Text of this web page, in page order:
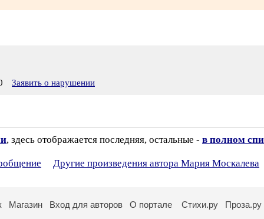
Заявить о нарушении
, здесь отображается последняя, остальные - в полном
Другие произведения автора Мария Москалева
Магазин Вход для авторов О портале Стихи.ру Проза.ру